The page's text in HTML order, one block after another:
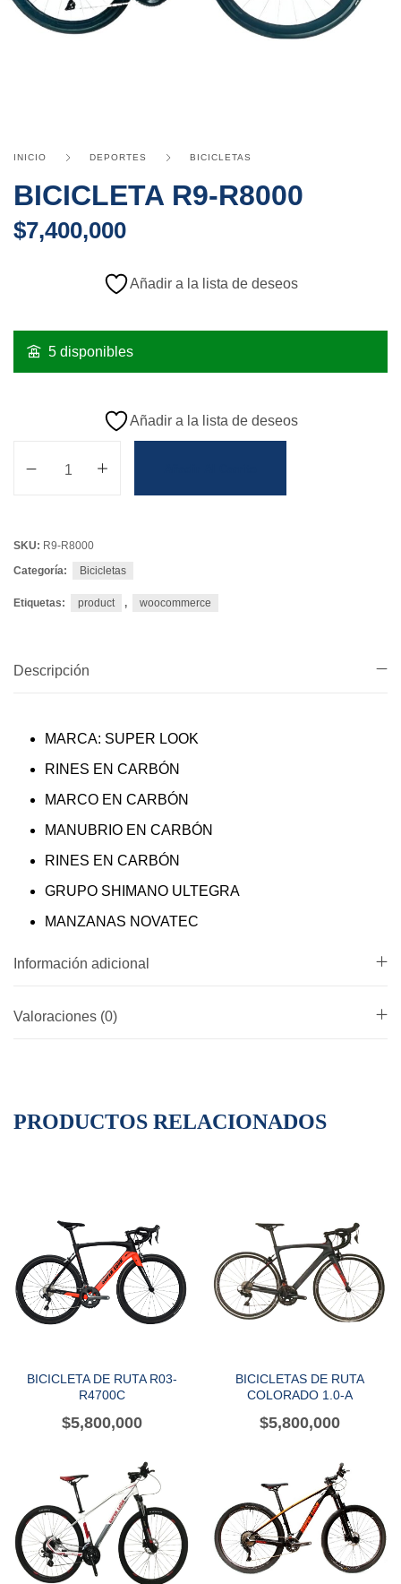
INICIO DEPORTES BICICLETAS
BICICLETA R9-R8000
$7,400,000
5 disponibles
Añadir a la lista de deseos
Añadir a la lista de deseos
SKU: R9-R8000
Categoría:
Bicicletas
Etiquetas: product , woocommerce
Descripción
MARCA: SUPER LOOK
RINES EN CARBÓN
MARCO EN CARBÓN
MANUBRIO EN CARBÓN
RINES EN CARBÓN
GRUPO SHIMANO ULTEGRA
MANZANAS NOVATEC
Información adicional
Valoraciones (0)
PRODUCTOS RELACIONADOS
BICICLETA DE RUTA R03-
R4700C
$5,800,000
BICICLETAS DE RUTA
COLORADO 1.0-A
$5,800,000